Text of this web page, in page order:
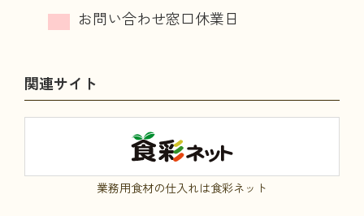
関連サイト
業務用食材の仕入れは食彩ネット